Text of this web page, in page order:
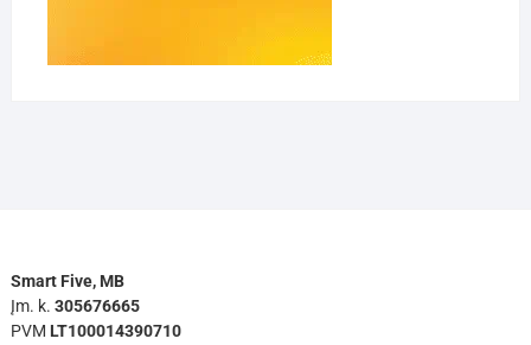
Smart Five, MB
Įm. k. 305676665
PVM LT100014390710